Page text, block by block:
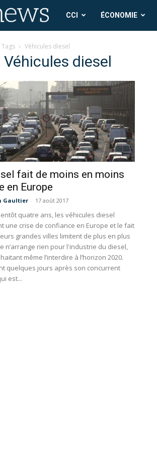
CCI
News
CCI ÉCONOMIE
Tags Véhicules diesel
Véhicules diesel
fait de moins en moins
en Europe
Gaultier - 17 août 2017
quatre ans, les véhicules diesel
une crise de confiance en Europe et le fait
grandes villes limitent de plus en plus
n’arrange rien pour l'industrie du diesel,
même l’interdire à l’horizon 2020.
quelques jours après son concurrent
est...